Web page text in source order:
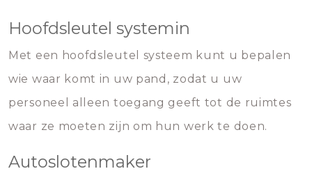
Hoofdsleutel systemin
Met een hoofdsleutel systeem kunt u bepalen
wie waar komt in uw pand, zodat u uw
personeel alleen toegang geeft tot de ruimtes
waar ze moeten zijn om hun werk te doen.
Autoslotenmaker